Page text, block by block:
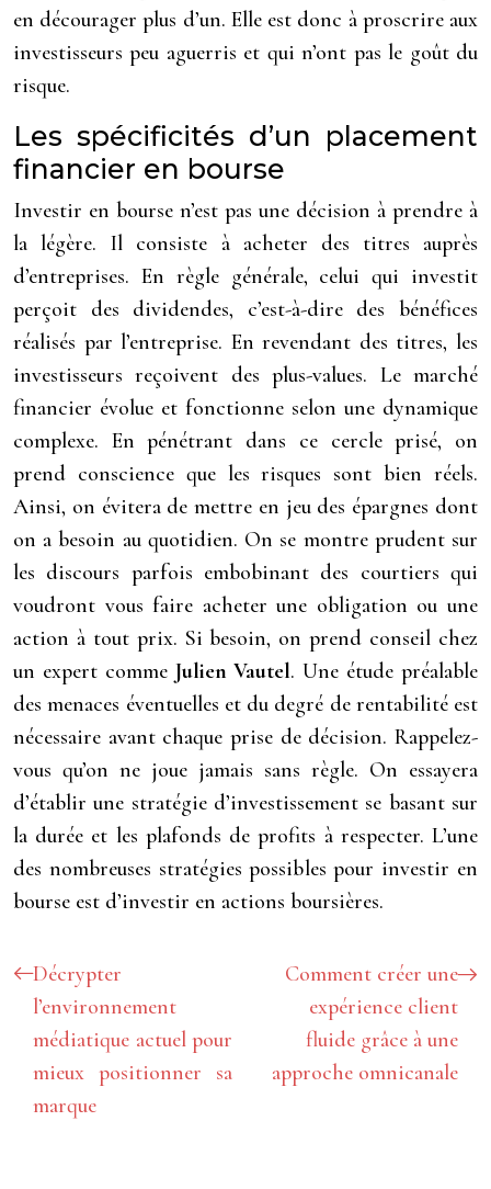
en décourager plus d’un. Elle est donc à proscrire aux
investisseurs peu aguerris et qui n’ont pas le goût du
risque.
Les spécificités d’un placement
financier en bourse
Investir en bourse n’est pas une décision à prendre à
la légère. Il consiste à acheter des titres auprès
d’entreprises. En règle générale, celui qui investit
perçoit des dividendes, c’est-à-dire des bénéfices
réalisés par l’entreprise. En revendant des titres, les
investisseurs reçoivent des plus-values. Le marché
financier évolue et fonctionne selon une dynamique
complexe. En pénétrant dans ce cercle prisé, on
prend conscience que les risques sont bien réels.
Ainsi, on évitera de mettre en jeu des épargnes dont
on a besoin au quotidien. On se montre prudent sur
les discours parfois embobinant des courtiers qui
voudront vous faire acheter une obligation ou une
action à tout prix. Si besoin, on prend conseil chez
un expert comme Julien Vautel. Une étude préalable
des menaces éventuelles et du degré de rentabilité est
nécessaire avant chaque prise de décision. Rappelez-
vous qu’on ne joue jamais sans règle. On essayera
d’établir une stratégie d’investissement se basant sur
la durée et les plafonds de profits à respecter. L’une
des nombreuses stratégies possibles pour investir en
bourse est d’investir en actions boursières.
Décrypter
l’environnement
médiatique actuel pour
mieux positionner sa
marque
Comment créer une
expérience client
fluide grâce à une
approche omnicanale